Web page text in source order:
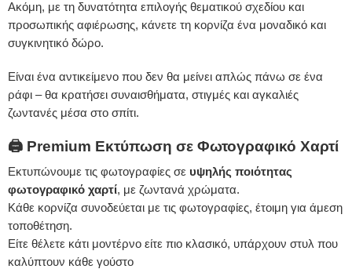
Ακόμη, με τη δυνατότητα επιλογής θεματικού σχεδίου και
προσωπικής αφιέρωσης, κάνετε τη κορνίζα ένα μοναδικό και
συγκινητικό δώρο.
Είναι ένα αντικείμενο που δεν θα μείνει απλώς πάνω σε ένα
ράφι – θα κρατήσει συναισθήματα, στιγμές και αγκαλιές
ζωντανές μέσα στο σπίτι.
🖨 Premium Εκτύπωση σε Φωτογραφικό Χαρτί
Εκτυπώνουμε τις φωτογραφίες σε υψηλής ποιότητας
φωτογραφικό χαρτί, με ζωντανά χρώματα.
Κάθε κορνίζα συνοδεύεται με τις φωτογραφίες, έτοιμη για άμεση
τοποθέτηση.
Είτε θέλετε κάτι μοντέρνο είτε πιο κλασικό, υπάρχουν στυλ που
καλύπτουν κάθε γούστο